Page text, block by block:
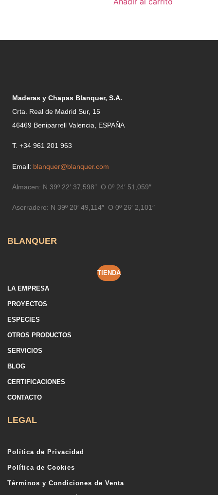
Maderas y Chapas Blanquer, S.A.
Crta. Real de Madrid Sur, 15
46469 Beniparrell Valencia, ESPAÑA
T. +34 961 201 963
Email: blanquer@blanquer.com
Almacen: N 39º 22′ 37,598″ O 0º 24′ 51,059″
Aserradero: N 39º 20′ 49,114″ O 0º 26′ 2,101″
BLANQUER
TIENDA
LA EMPRESA
PROYECTOS
ESPECIES
OTROS PRODUCTOS
SERVICIOS
BLOG
CERTIFICACIONES
CONTACTO
LEGAL
Política de Privacidad
Política de Cookies
Términos y Condiciones de Venta